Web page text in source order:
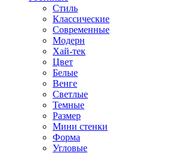
Стиль
Классические
Современные
Модерн
Хай-тек
Цвет
Белые
Венге
Светлые
Темные
Размер
Мини стенки
Форма
Угловые